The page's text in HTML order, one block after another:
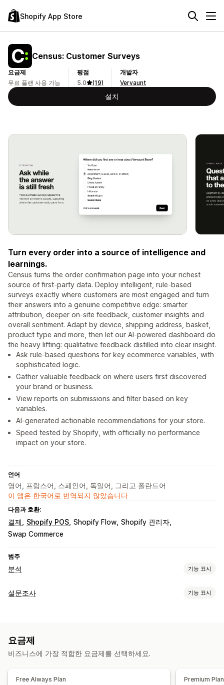
Shopify App Store
Census: Customer Surveys
요금제
무료 플랜 사용 가능
평점
5.0
(19)
개발자
Vervaunt
설치
Turn every order into a source of intelligence and
learnings.
Census turns the order confirmation page into your richest
source of first-party data. Deploy intelligent, rule-based
surveys exactly where customers are most engaged and turn
their answers into a genuine competitive edge: smarter
attribution, deeper on-site feedback, customer insights and
overall sentiment. Adapt by device, shipping address, basket,
product type and more, then let our AI-powered dashboard do
the heavy lifting: qualitative feedback distilled into clear insight.
Ask rule-based questions for key ecommerce variables, with
sophisticated logic.
Gather valuable feedback on where users first discovered
your brand or business.
View reports on submissions and filter based on key
variables.
AI-generated actionable recommendations for your store.
Speed tested by Shopify, with officially no performance
impact on your store.
언어
영어, 프랑스어, 스페인어, 독일어, 그리고 폴란드어
이 앱은 한국어로 번역되지 않았습니다
다음과 호환:
결제 Shopify POS Shopify Flow Shopify 관리자
Swap Commerce
범주
분석 기능 표시
고객 행동
AI 분석 정보
시각화 및 보고서
설문조사 기능 표시
팝업 여러 언어
요금제
비즈니스에 가장 적합한 요금제를 선택하세요.
Free Always Plan Premium Plan